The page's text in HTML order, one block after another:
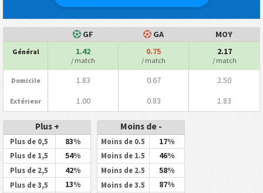
GF GA MOY
Général 1.42
/ match
0.75
/ match
2.17
/ match
Domicile 1.83 0.67 2.50
Extérieur 1.00 0.83 1.83
Plus +
Plus de 0,5 83%
Plus de 1,5 54%
Plus de 2,5 42%
Plus de 3,5 13%
Moins de -
Moins de 0.5 17%
Moins de 1.5 46%
Moins de 2.5 58%
Moins de 3.5 87%